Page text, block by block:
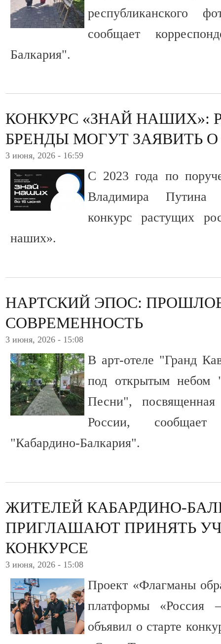
республиканского
сообщает
Балкария".
КОНКУРС «ЗНАЙ НАШИХ»:
БРЕНДЫ МОГУТ ЗАЯВИТЬ О
3 июня, 2026 - 16:59
С 2023 года по
Владимира Путина
конкурс растущих
наших».
НАРТСКИЙ ЭПОС:
СОВРЕМЕННОСТЬ
3 июня, 2026 - 15:08
В арт-отеле "Гранд
под открытым небом
Песни", посвященная
России,
"Кабардино-Балкария".
ЖИТЕЛЕЙ КАБАРДИНО-
ПРИГЛАШАЮТ ПРИНЯТЬ
КОНКУРСЕ
3 июня, 2026 - 15:08
Проект «Флагманы
платформы «Россия
объявил о старте